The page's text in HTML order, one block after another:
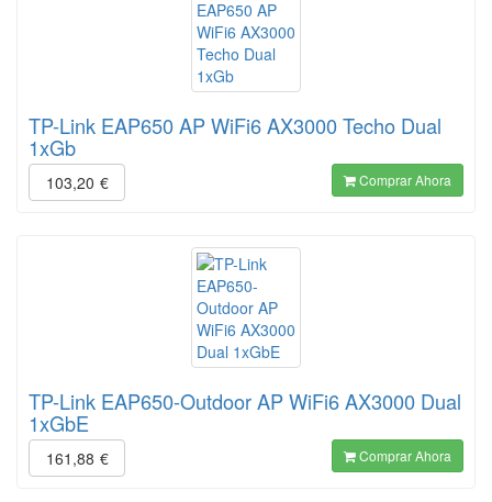
TP-Link EAP650 AP WiFi6 AX3000 Techo Dual
1xGb
103,20 € Comprar Ahora
TP-Link EAP650-Outdoor AP WiFi6 AX3000 Dual
1xGbE
161,88 € Comprar Ahora